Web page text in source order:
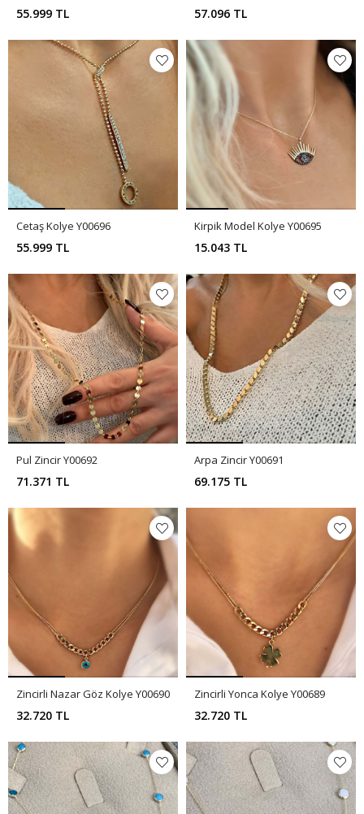
55.999 TL 57.096 TL
Cetaş Kolye Y00696
55.999 TL
Kirpik Model Kolye Y00695
15.043 TL
Pul Zincir Y00692
71.371 TL
Arpa Zincir Y00691
69.175 TL
Zincirli Nazar Göz Kolye Y00690
32.720 TL
Zincirli Yonca Kolye Y00689
32.720 TL